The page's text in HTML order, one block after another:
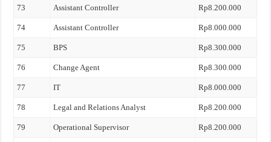
73 Assistant Controller Rp8.200.000
74 Assistant Controller Rp8.000.000
75 BPS Rp8.300.000
76 Change Agent Rp8.300.000
77 IT Rp8.000.000
78 Legal and Relations Analyst Rp8.200.000
79 Operational Supervisor Rp8.200.000